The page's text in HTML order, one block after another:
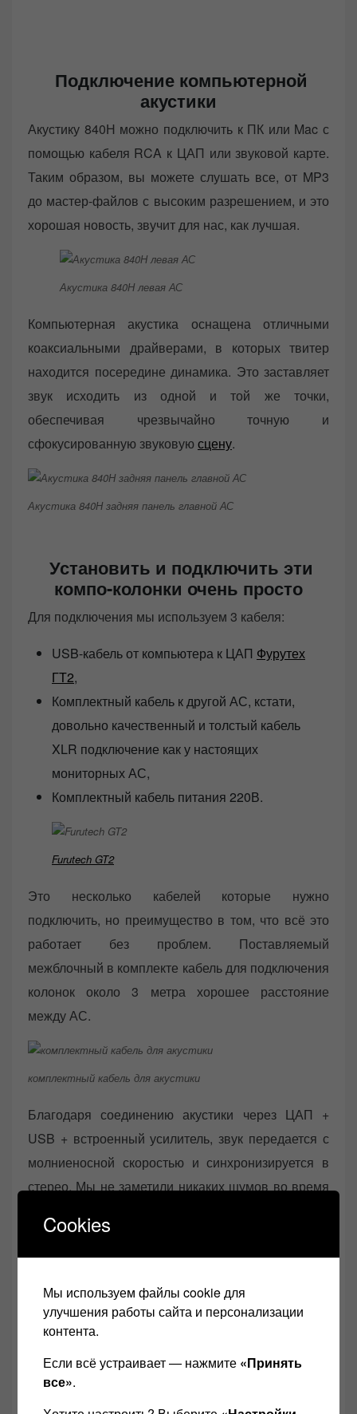
Подключение компьютерной
акустики
Акустику 840Н можно подключить к ПК или Mac с
помощью кабеля RCA к ЦАП или звуковой карте.
Таким образом, вы можете слушать все, от MP3
до мастер-файлов с высоким разрешением, и это
хорошая новость, звучит для нас, как лучшая.
Акустика 840Н левая АС
Компьютерная акустика оснащена отличными
коаксиальными драйверами, в которых твитер
находится посередине динамика. Это заставляет
звук исходить из одной и той же точки,
обеспечивая чрезвычайно точную и
сфокусированную звуковуюсцену.
Акустика 840Н задняя панель главной АС
Установить и подключить эти
компо-колонки очень просто
Для подключения мы используем 3 кабеля:
USB-кабель от компьютера к ЦАП Фурутех
ГТ2,
Комплектный кабель к другой АС, кстати,
довольно качественный и толстый кабель
XLR подключение как у настоящих
мониторных АС,
Комплектный кабель питания 220В.
Furutech GT2
Это несколько кабелей которые нужно
подключить, но преимущество в том, что всё это
работает без проблем. Поставляемый
межблочный в комплекте кабель для подключения
колонок около 3 метра хорошее расстояние
между АС.
комплектный кабель для акустики
Благодаря соединению акустики через ЦАП +
USB + встроенный усилитель, звук передается с
молниеносной скоростью и синхронизируется в
стерео. Мы не заметили никаких шумов во время
сцены, хотя иногда я сталкивался с такими
проблемами у других компьютерных колонок.
Если вы не подключаете RCA кабель или на ваши
межблочники не идёт сигнал, то включается
стабильная, но как всегда и у всех, я не
гарантирую качества звука, это так сказать –
Cookies
Мы используем файлы cookie для
улучшения работы сайта и персонализации
контента.
Если всё устраивает — нажмите «Принять
все».